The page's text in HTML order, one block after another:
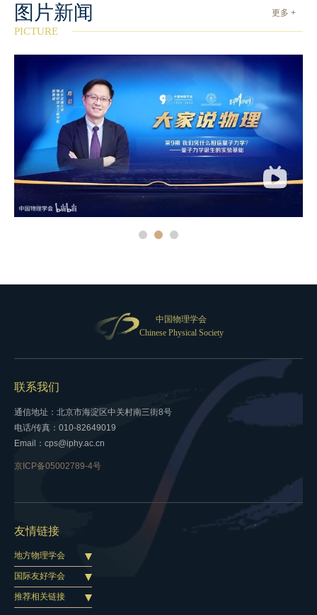
更多 +
图片新闻
PICTURE
中国物理学会
Chinese Physical Society
联系我们
通信地址：北京市海淀区中关村南三街8号
电话/传真：010-82649019
Email：cps@iphy.ac.cn
京ICP备05002789-4号
友情链接
地方物理学会
国际友好学会
推荐相关链接